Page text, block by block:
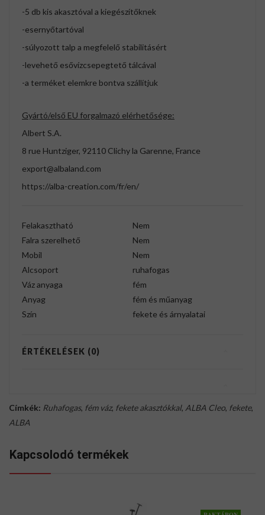
-5 db kis akasztóval a kiegészítőknek
-esernyőtartóval
-súlyozott talp a megfelelő stabilitásért
-levehető esővízcsepegtető tálcával
-a terméket elemkre bontva szállítjuk
Gyártó/első EU forgalmazó elérhetősége:
Albert S.A.
8 rue Huntziger, 92110 Clichy la Garenne, France
export@albaland.com
https://alba-creation.com/fr/en/
Felakasztható
Nem
Falra szerelhető
Nem
Mobil
Nem
Alcsoport
ruhafogas
Váz anyaga
fém
Anyag
fém és műanyag
Szín
fekete és árnyalatai
ÉRTÉKELÉSEK (0)
Címkék: Ruhafogas, fém váz, fekete akasztókkal, ALBA Cleo, fekete,
ALBA
Kapcsolodó termékek